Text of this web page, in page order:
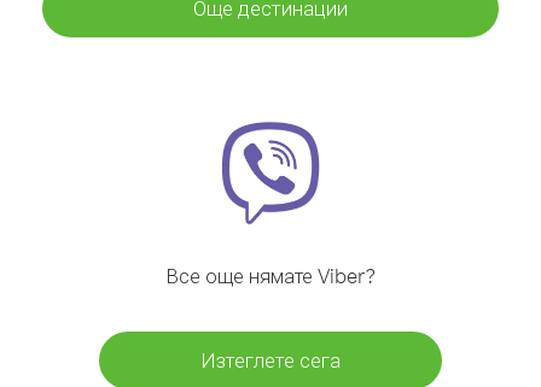
Още дестинации
Все още нямате Viber?
Изтеглете сега